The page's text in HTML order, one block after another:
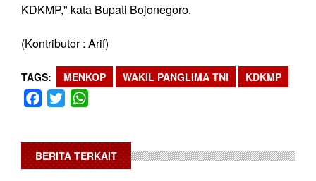
KDKMP," kata Bupati Bojonegoro.
(Kontributor : Arif)
TAGS MENKOP WAKIL PANGLIMA TNI KDKMP
Facebook
Twitter
BERITA TERKAIT